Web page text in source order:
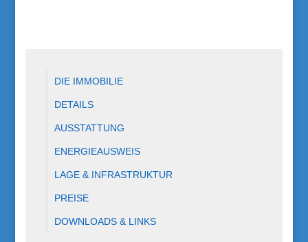
DIE IMMOBILIE
DETAILS
AUSSTATTUNG
ENERGIEAUSWEIS
LAGE & INFRASTRUKTUR
PREISE
DOWNLOADS & LINKS